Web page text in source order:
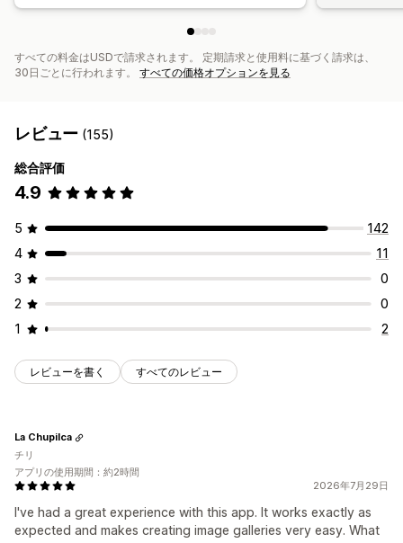
すべての料金はUSDで請求されます。 定期請求と使用料に基づく請求は、
30日ごとに行われます。 すべての価格オプションを見る
レビュー (155)
総合評価
4.9
5
142
4
11
3
0
2
0
1
2
レビューを書く すべてのレビュー
2026年7月29日
I've had a great experience with this app. It works exactly as
expected and makes creating image galleries very easy. What
La Chupilca
チリ
アプリの使用期間：約2時間